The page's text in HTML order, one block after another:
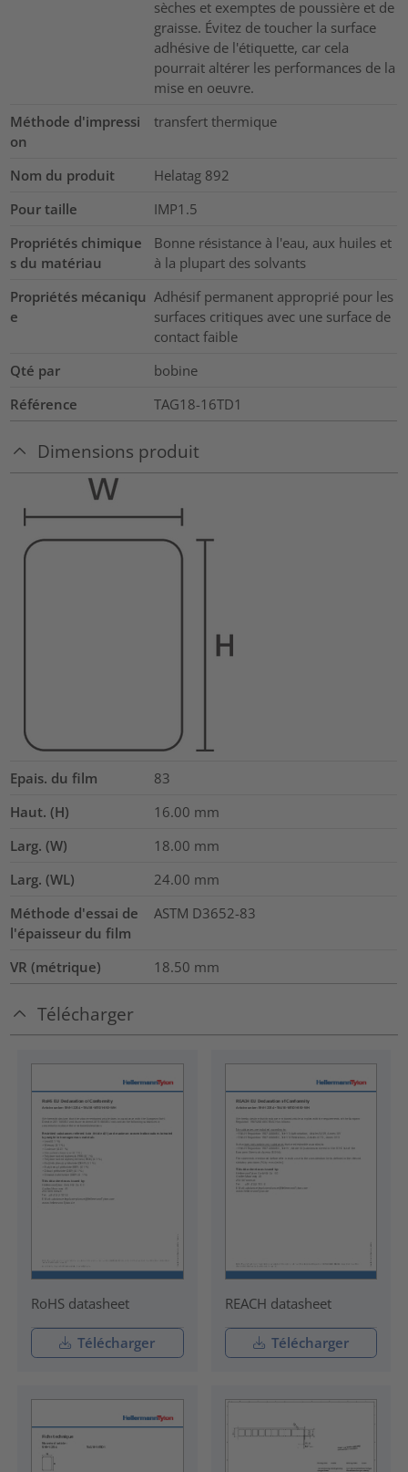
sèches et exemptes de poussière et de
graisse. Évitez de toucher la surface
adhésive de l'étiquette, car cela
pourrait altérer les performances de la
mise en oeuvre.
Méthode d'impressi
on
transfert thermique
Nom du produit
Helatag 892
Pour taille
IMP1.5
Propriétés chimique
s du matériau
Bonne résistance à l'eau, aux huiles et
à la plupart des solvants
Propriétés mécaniqu
e
Adhésif permanent approprié pour les
surfaces critiques avec une surface de
contact faible
Qté par
bobine
Référence
TAG18-16TD1
Dimensions produit
Epais. du film
83
Haut. (H)
16.00 mm
Larg. (W)
18.00 mm
Larg. (WL)
24.00 mm
Méthode d'essai de
l'épaisseur du film
ASTM D3652-83
VR (métrique) 18.50 mm
Télécharger
RoHS datasheet
Télécharger
REACH datasheet
Télécharger